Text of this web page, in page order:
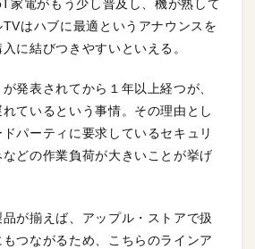
家電がもう少し普及し、機が熟して
はハブに最適というアナウンスを
に結びつきやすいといえる。
発表されてから１年以上経つが、
ているという事情。その理由とし
パーティに要求しているセキュリ
どの作業負荷が大きいことが挙げ
が揃えば、アップル・ストアで扱
つながるため、こちらのラインア